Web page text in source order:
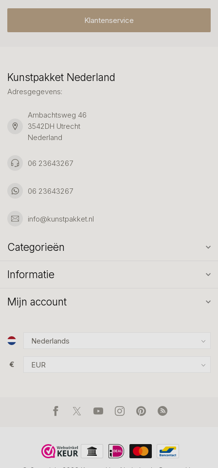
Klantenservice
Kunstpakket Nederland
Adresgegevens:
Ambachtsweg 46
3542DH Utrecht
Nederland
06 23643267
06 23643267
info@kunstpakket.nl
Categorieën
Informatie
Mijn account
€